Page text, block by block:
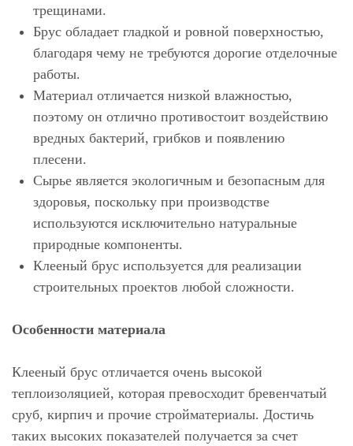
трещинами.
Брус обладает гладкой и ровной поверхностью,
благодаря чему не требуются дорогие отделочные
работы.
Материал отличается низкой влажностью,
поэтому он отлично противостоит воздействию
вредных бактерий, грибков и появлению
плесени.
Сырье является экологичным и безопасным для
здоровья, поскольку при производстве
используются исключительно натуральные
природные компоненты.
Клееный брус используется для реализации
строительных проектов любой сложности.
Особенности материала
Клееный брус отличается очень высокой
теплоизоляцией, которая превосходит бревенчатый
сруб, кирпич и прочие стройматериалы. Достичь
таких высоких показателей получается за счет